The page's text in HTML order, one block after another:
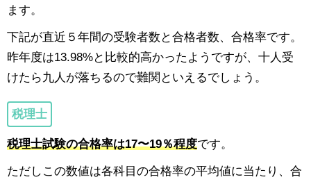
ます。
下記が直近５年間の受験者数と合格者数、合格率です。
昨年度は13.98%と比較的高かったようですが、十人受
けたら九人が落ちるので難関といえるでしょう。
税理士
税理士試験の合格率は17〜19％程度です。
ただしこの数値は各科目の合格率の平均値に当たり、合